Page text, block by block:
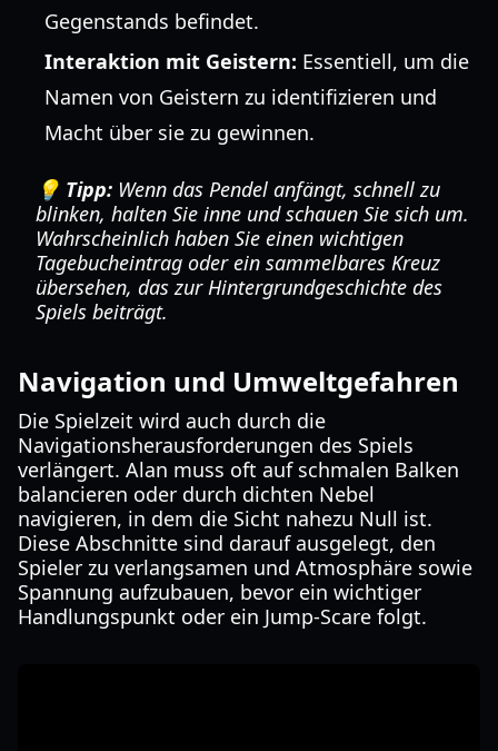
Gegenstands befindet.
Interaktion mit Geistern: Essentiell, um die
Namen von Geistern zu identifizieren und
Macht über sie zu gewinnen.
💡 Tipp: Wenn das Pendel anfängt, schnell zu
blinken, halten Sie inne und schauen Sie sich um.
Wahrscheinlich haben Sie einen wichtigen
Tagebucheintrag oder ein sammelbares Kreuz
übersehen, das zur Hintergrundgeschichte des
Spiels beiträgt.
Navigation und Umweltgefahren
Die Spielzeit wird auch durch die
Navigationsherausforderungen des Spiels
verlängert. Alan muss oft auf schmalen Balken
balancieren oder durch dichten Nebel
navigieren, in dem die Sicht nahezu Null ist.
Diese Abschnitte sind darauf ausgelegt, den
Spieler zu verlangsamen und Atmosphäre sowie
Spannung aufzubauen, bevor ein wichtiger
Handlungspunkt oder ein Jump-Scare folgt.